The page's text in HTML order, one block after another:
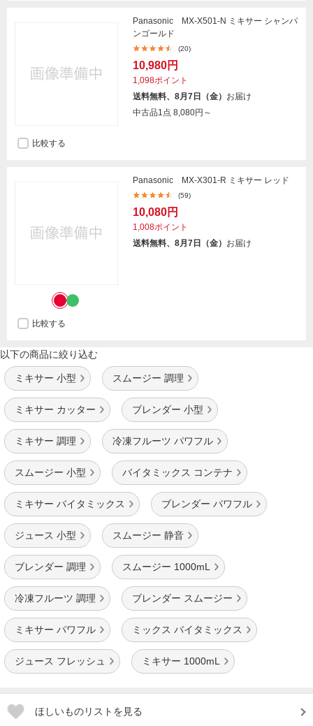
Panasonic MX-X501-N ミキサー シャンパ
ンゴールド
(20)
10,980円
1,098ポイント
送料無料、8月7日（金） お届け
中古品1点 8,080円～
比較する
Panasonic MX-X301-R ミキサー レッド
(59)
10,080円
1,008ポイント
送料無料、8月7日（金） お届け
比較する
以下の商品に絞り込む
ミキサー 小型 スムージー 調理
ミキサー カッター ブレンダー 小型
ミキサー 調理 冷凍フルーツ パワフル
スムージー 小型 バイタミックス コンテナ
ミキサー バイタミックス ブレンダー パワフル
ジュース 小型 スムージー 静音
ブレンダー 調理 スムージー 1000mL
冷凍フルーツ 調理 ブレンダー スムージー
ミキサー パワフル ミックス バイタミックス
ジュース フレッシュ ミキサー 1000mL
ほしいものリストを見る